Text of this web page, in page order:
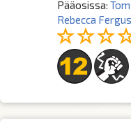
Pääosissa:
Rebecca